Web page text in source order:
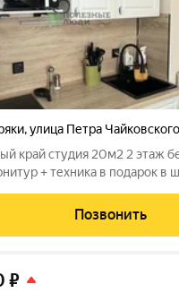
,улица Петра Чайковского
край студия 20м2 2 этаж
+ техника в подарок в
Арт. 132927088Позвонить
₽